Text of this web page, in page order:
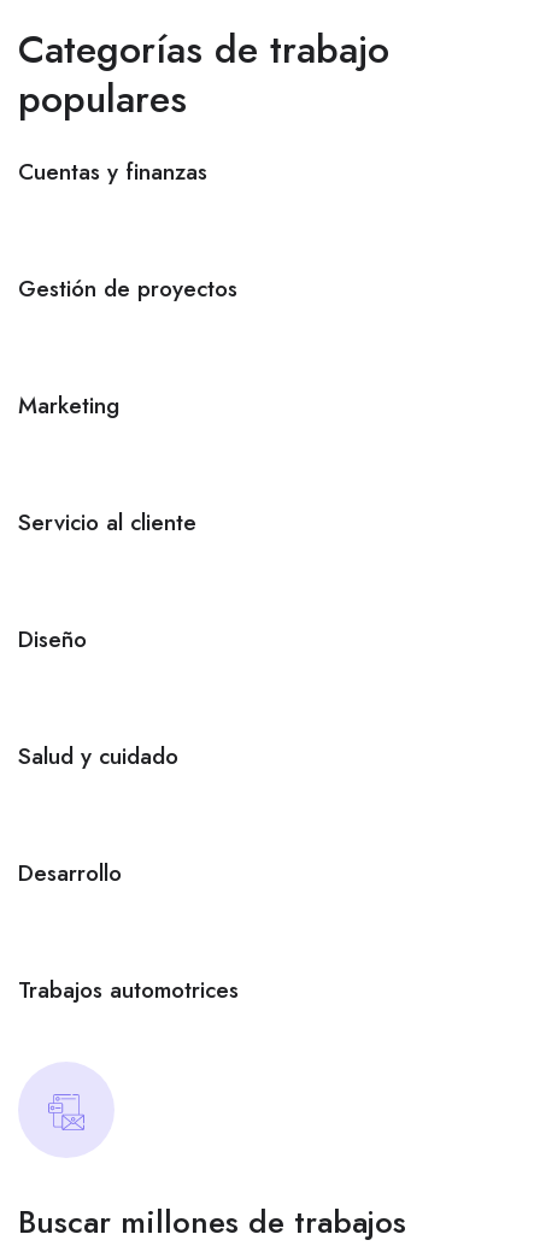
Categorías de trabajo
populares
Cuentas y finanzas
Gestión de proyectos
Marketing
Servicio al cliente
Diseño
Salud y cuidado
Desarrollo
Trabajos automotrices
Buscar millones de trabajos